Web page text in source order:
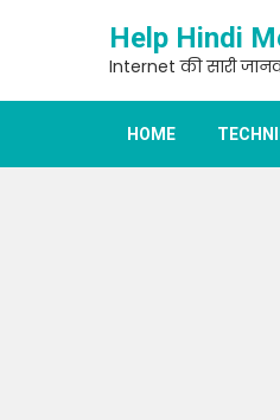
Help Hindi
Internet की सारी
HOME